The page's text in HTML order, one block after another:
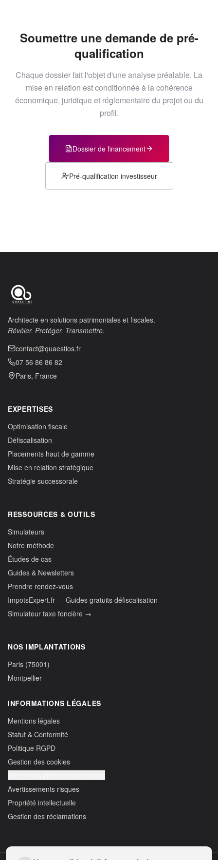
Soumettre une demande de pré-
qualification
Chaque dossier fait l'objet d'une analyse préalable. La
mise en relation est conditionnée à la cohérence
économique, juridique et réglementaire du projet ou du
profil.
Dossier de financement
Pré-qualification investisseur
Architecte en solutions patrimoniales et fiscales.
Révéler. Protéger. Transmettre.
contact@quaestios.fr
07 56 86 86 82
Paris, France
EXPERTISES
Optimisation fiscale
Défiscalisation
Placements haut de gamme
Mise en relation stratégique
Stratégie successorale
RESSOURCES & OUTILS
Simulateurs
Notre méthode
Études de cas
Guides & Newsletters
Prendre rendez-vous
ImpotsExpert.fr — Guides gratuits défiscalisation
Simulateur taxe foncière →
NOS IMPLANTATIONS
Paris (75001)
Montpellier
INFORMATIONS LÉGALES
Mentions légales
Statut & Conformité
Politique RGPD
Gestion des cookies
Avertissements risques
Propriété intellectuelle
Gestion des réclamations